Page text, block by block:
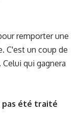
remporter une
C'est un coup de
qui gagnera
pas été traité